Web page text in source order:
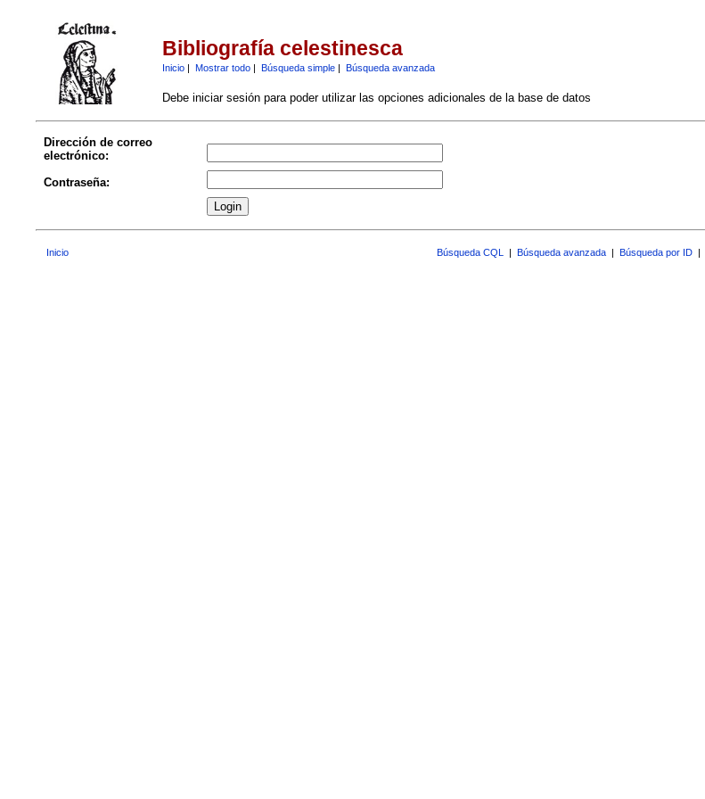
Bibliografía celestinesca
Inicio| Mostrar todo| Búsqueda simple| Búsqueda avanzada
Debe iniciar sesión para poder utilizar las opciones adicionales de la base de datos
Dirección de correo
electrónico:
Contraseña:
Inicio Búsqueda CQL | Búsqueda avanzada | Búsqueda por ID |